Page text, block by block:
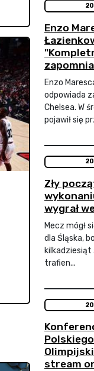
Enzo
Enzo
odpowiada
Chelsea. W
pojawił się
Zły
wygrał
Mecz mógł
dla Śląska,
kilkadziesiąt
trafien...
stream